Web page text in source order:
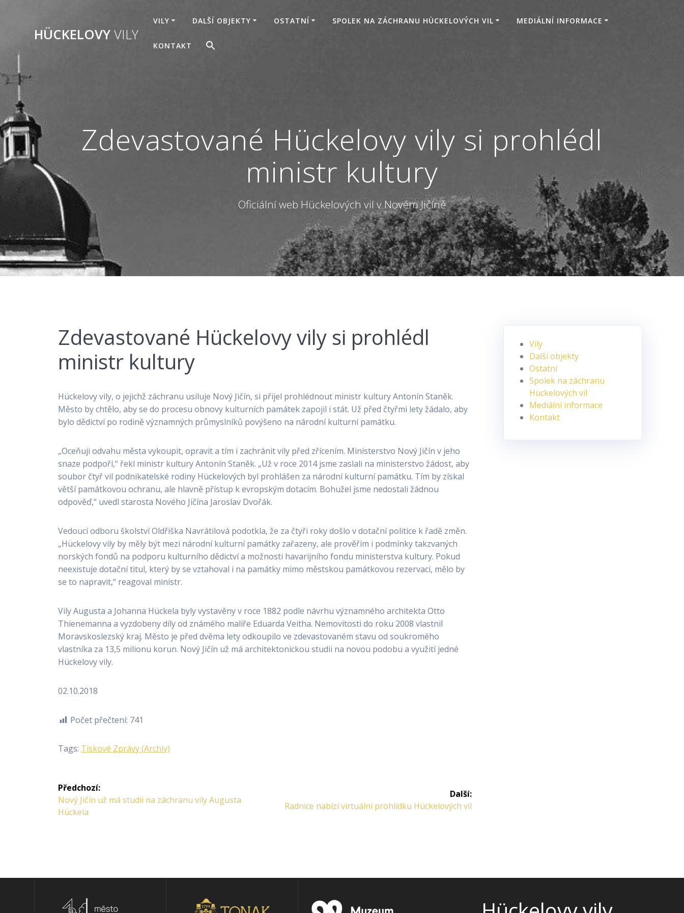
HÜCKELOVY VILY
VILY DALŠÍ OBJEKTY OSTATNÍ SPOLEK NA ZÁCHRANU HÜCKELOVÝCH VIL MEDIÁLNÍ INFORMACE
KONTAKT
Zdevastované Hückelovy vily si prohlédl
ministr kultury
Oficiální web Hückelových vil v Novém Jičíně
Zdevastované Hückelovy vily si prohlédl
ministr kultury
Hückelovy vily, o jejichž záchranu usiluje Nový Jičín, si přijel prohlédnout ministr kultury Antonín Staněk.
Město by chtělo, aby se do procesu obnovy kulturních památek zapojil i stát. Už před čtyřmi lety žádalo, aby
bylo dědictví po rodině významných průmyslníků povýšeno na národní kulturní památku.
„Oceňuji odvahu města vykoupit, opravit a tím i zachránit vily před zřícením. Ministerstvo Nový Jičín v jeho
snaze podpoří,“ řekl ministr kultury Antonín Staněk. „Už v roce 2014 jsme zaslali na ministerstvo žádost, aby
soubor čtyř vil podnikatelské rodiny Hückelových byl prohlášen za národní kulturní památku. Tím by získal
větší památkovou ochranu, ale hlavně přístup k evropským dotacím. Bohužel jsme nedostali žádnou
odpověď,“ uvedl starosta Nového Jičína Jaroslav Dvořák.
Vedoucí odboru školství Oldřiška Navrátilová podotkla, že za čtyři roky došlo v dotační politice k řadě změn.
„Hückelovy vily by měly být mezi národní kulturní památky zařazeny, ale prověřím i podmínky takzvaných
norských fondů na podporu kulturního dědictví a možnosti havarijního fondu ministerstva kultury. Pokud
neexistuje dotační titul, který by se vztahoval i na památky mimo městskou památkovou rezervaci, mělo by
se to napravit,“ reagoval ministr.
Vily Augusta a Johanna Hückela byly vystavěny v roce 1882 podle návrhu významného architekta Otto
Thienemanna a vyzdobeny díly od známého malíře Eduarda Veitha. Nemovitosti do roku 2008 vlastnil
Moravskoslezský kraj. Město je před dvěma lety odkoupilo ve zdevastovaném stavu od soukromého
vlastníka za 13,5 milionu korun. Nový Jičín už má architektonickou studii na novou podobu a využití jedné
Hückelovy vily.
02.10.2018
Počet přečtení: 741
Tags: Tiskové Zprávy (archiv)
Navigace
pro
Předchozí:
Předchozí
příspěvek:
Nový Jičín už má studii na záchranu vily Augusta
Hückela
Další:
Další
Radnice nabízí virtuální prohlídku Hückelových vil
Vily
Další objekty
Ostatní
Spolek na záchranu
Hückelových vil
Mediální informace
Kontakt